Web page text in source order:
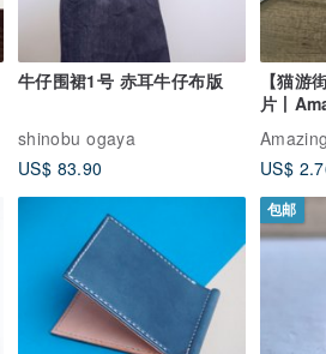
牛仔围裙1号 赤耳牛仔布版
shinobu ogaya
US$ 83.90
【猫游
片丨
US$
包邮